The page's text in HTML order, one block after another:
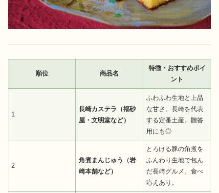
順位 商品名
特徴・おすすめポイ
ント
1
長崎カステラ（福砂
屋・文明堂など）
ふわふわ生地と上品
な甘さ。長崎を代表
する定番土産。贈答
用にも◎
2
角煮まんじゅう（岩
崎本舗など）
とろける豚の角煮を
ふんわり生地で包ん
だ長崎グルメ。食べ
応えあり。